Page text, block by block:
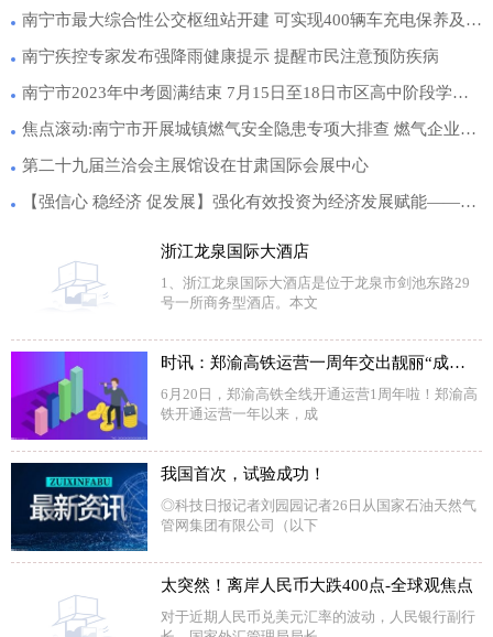
南宁市最大综合性公交枢纽站开建 可实现400辆车充电保养及8条线路换乘
南宁疾控专家发布强降雨健康提示 提醒市民注意预防疾病
南宁市2023年中考圆满结束 7月15日至18日市区高中阶段学校统一招生
焦点滚动:南宁市开展城镇燃气安全隐患专项大排查 燃气企业存在虚假排查将重罚
第二十九届兰洽会主展馆设在甘肃国际会展中心
【强信心 稳经济 促发展】强化有效投资为经济发展赋能——甘肃固定资产投资实现稳定增长 每日快看
浙江龙泉国际大酒店
1、浙江龙泉国际大酒店是位于龙泉市剑池东路29
号一所商务型酒店。本文
时讯：郑渝高铁运营一周年交出靓丽“成绩单”
6月20日，郑渝高铁全线开通运营1周年啦！郑渝高
铁开通运营一年以来，成
我国首次，试验成功！
◎科技日报记者刘园园记者26日从国家石油天然气
管网集团有限公司（以下
太突然！离岸人民币大跌400点-全球观焦点
对于近期人民币兑美元汇率的波动，人民银行副行